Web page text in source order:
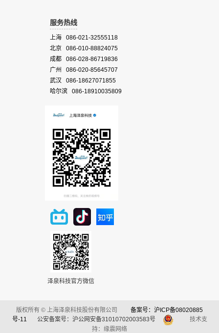
服务热线
上海 086-021-32555118
北京 086-010-88824075
成都 086-028-86719836
广州 086-020-85645707
武汉 086-18627071855
哈尔滨 086-18910035809
泽泉科技官方微信
版权所有 © 上海泽泉科技股份有限公司
备案号：沪ICP备08020885
号-11
公安备案号：沪公网安备31010702003583号
技术支
持：缘震网络